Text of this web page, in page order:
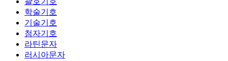
학술기호
기술기호
첨자기호
라틴문자
러시아문자